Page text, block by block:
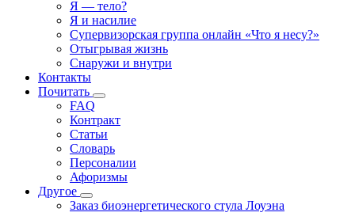
Я — тело?
Я и насилие
Супервизорская группа онлайн «Что я несу?»
Отыгрывая жизнь
Снаружи и внутри
Контакты
Почитать
Почитать
FAQ
Контракт
Статьи
Словарь
Персоналии
Афоризмы
Другое
Другое
подменю
Заказ биоэнергетического стула Лоуэна